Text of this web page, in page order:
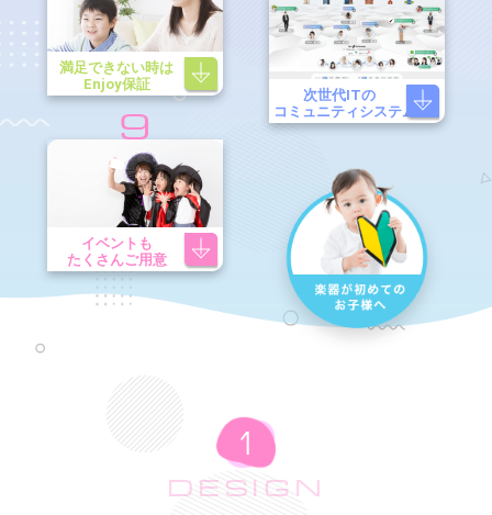
満足できない時は
Enjoy保証
次世代ITの
コミュニティシステム
9
イベントも
たくさんご用意
DESIGN